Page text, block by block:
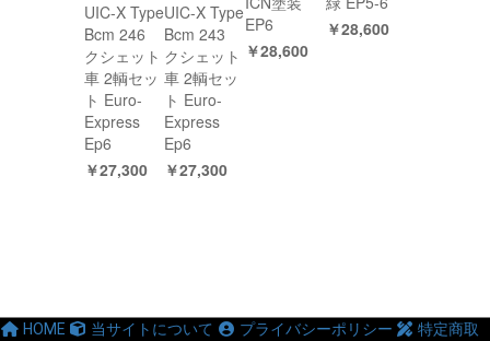
UIC-X Type
Bcm 246
クシェット
車 2輌セッ
ト Euro-
Express
Ep6
￥27,300
UIC-X Type
Bcm 243
クシェット
車 2輌セッ
ト Euro-
Express
Ep6
￥27,300
EP6
￥28,600
￥28,600
HOME 当サイトについて プライバシーポリシー
特定商取